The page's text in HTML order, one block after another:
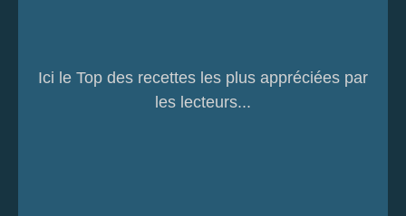
Ici le Top des recettes les plus appréciées par
les lecteurs...